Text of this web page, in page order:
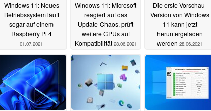
Windows 11: Neues
Betriebssystem läuft
sogar auf einem
Raspberry Pi 4
01.07.2021
Windows 11: Microsoft
reagiert auf das
Update-Chaos, prüft
weitere CPUs auf
Kompatibilität 28.06.2021
Die erste Vorschau-
Version von Windows
11 kann jetzt
heruntergeladen
werden 28.06.2021